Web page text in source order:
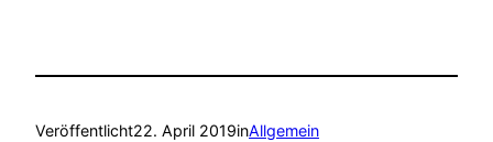
Veröffentlicht22. April 2019inAllgemein